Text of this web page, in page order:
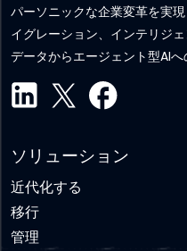
パーソニックな企業変革を実
イグレーション、インテリジ
データからエージェント型AIへ
ソリューション
近代化する
移行
管理